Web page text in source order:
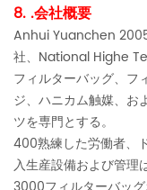
8. .会社概要
Anhui Yuanchen
社、National Highe
フィルターバッグ、フ
ジ、ハニカム触媒、お
ツを専門とする。
400熟練した労働者、
入生産設備および管理